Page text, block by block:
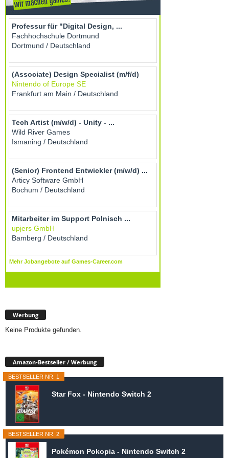
Werbung
Keine Produkte gefunden.
Amazon-Bestseller / Werbung
BESTSELLER NR. 1
Star Fox - Nintendo Switch 2
BESTSELLER NR. 2
Pokémon Pokopia - Nintendo Switch 2